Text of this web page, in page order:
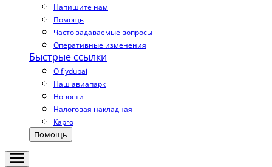
Напишите нам
Помощь
Часто задаваемые вопросы
Оперативные изменения
Быстрые ссылки
О flydubai
Наш авиапарк
Новости
Налоговая накладная
Карго
Помощь